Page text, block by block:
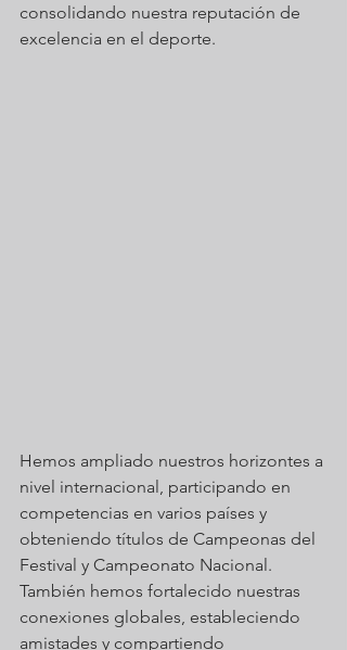
consolidando nuestra reputación de
excelencia en el deporte.
Hemos ampliado nuestros horizontes a
nivel internacional, participando en
competencias en varios países y
obteniendo títulos de Campeonas del
Festival y Campeonato Nacional.
También hemos fortalecido nuestras
conexiones globales, estableciendo
amistades y compartiendo